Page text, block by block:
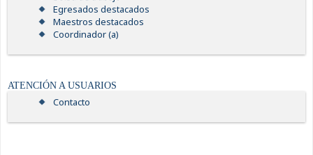
Egresados destacados
Maestros destacados
Coordinador (a)
ATENCIÓN A USUARIOS
Contacto